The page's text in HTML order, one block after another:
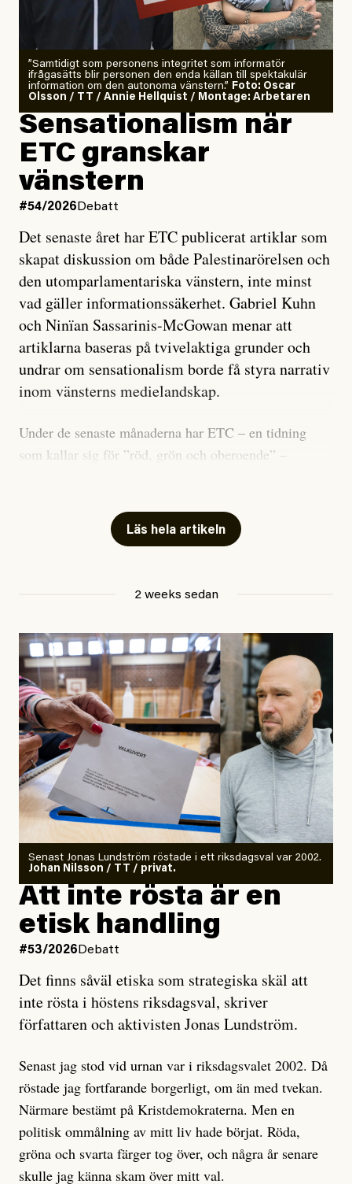
”Samtidigt som personens integritet som informatör
ifrågasätts blir personen den enda källan till spektakulär
information om den autonoma vänstern.” Foto: Oscar
Olsson / TT / Annie Hellquist / Montage: Arbetaren
Sensationalism när
ETC granskar
vänstern
#54/2026 Debatt
Det senaste året har ETC publicerat artiklar som
skapat diskussion om både Palestinarörelsen och
den utomparlamentariska vänstern, inte minst
vad gäller informationssäkerhet. Gabriel Kuhn
och Ninïan Sassarinis-McGowan menar att
artiklarna baseras på tvivelaktiga grunder och
undrar om sensationalism borde få styra narrativ
inom vänsterns medielandskap.
Under de senaste månaderna har ETC – en tidning
som kallar sig för ”röd, grön och oberoende” –
skriver för? Vad betyder det att vara en ”röd, grön och
oberoende” tidning? Och vad är egentligen bra
utpekas som israelisk infiltratör”. Enligt ingressen
handlar artikeln om en person vars ”bakgrund skapar
splittring och oro i rörelsen”. Problemet är att artikeln
skapar betydligt mer oro i palestinarörelsen – och den
oberoende vänstern – än den porträtterade personen
eller dess bakgrund.
Det finns en väldigt enkel regel inom alla politiska
rörelser när det gäller misstänkta infiltratörer:
Antingen har en bevis på att de är infiltratörer, och då
ska en gå ut med det så fort det bara går för att skydda
rörelsen. Eller så har en inga bevis, bara misstankar,
och då ska en efterforska diskret, just för att inte skapa
oro inom rörelsen.
Artikeln undersöker inte, som ETC påstår, ”vad som
är sant, vad som är rykten”, utan den bidrar bara till
ännu mer ryktesspridning. Det finns inte ett enda bevis
misstänkta personen är en infiltratör. Det som läsaren
får veta är att personen har ändrat sina politiska åsikter
under åren, att den har raderat tidigare innehåll på sina
sociala medier, att artikelns författare inte förstår sig
på personens ekonomi och att det tydligen finns
anonyma röster inom rörelsen som säger saker som
Läs hela artikeln
2 weeks sedan
Senast Jonas Lundström röstade i ett riksdagsval var 2002.
Johan Nilsson / TT / privat.
Att inte rösta är en
etisk handling
#53/2026 Debatt
Det finns såväl etiska som strategiska skäl att
inte rösta i höstens riksdagsval, skriver
författaren och aktivisten Jonas Lundström.
Senast jag stod vid urnan var i riksdagsvalet 2002. Då
röstade jag fortfarande borgerligt, om än med tvekan.
Närmare bestämt på Kristdemokraterna. Men en
politisk ommålning av mitt liv hade börjat. Röda,
gröna och svarta färger tog över, och några år senare
skulle jag känna skam över mitt val.